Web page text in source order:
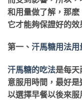
和用量做了解，那麽
它才能夠保證好的效
第一、 汗馬糖用法用
汗馬糖的吃法是每天
意服用時間，最好
以選擇早餐以後來